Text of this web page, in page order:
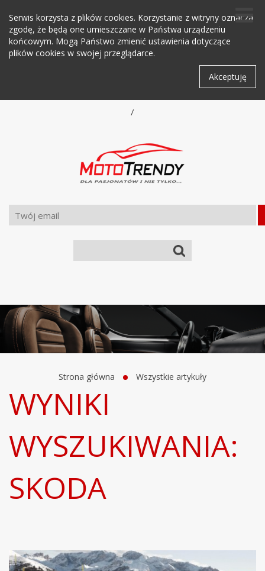
Serwis korzysta z plików cookies. Korzystanie z witryny oznacza
zgodę, że będą one umieszczane w Państwa urządzeniu
końcowym. Mogą Państwo zmienić ustawienia dotyczące
plików cookies w swojej przeglądarce.
Akceptuję
/
Strona główna Wszystkie artykuły
WYNIKI
WYSZUKIWANIA:
SKODA